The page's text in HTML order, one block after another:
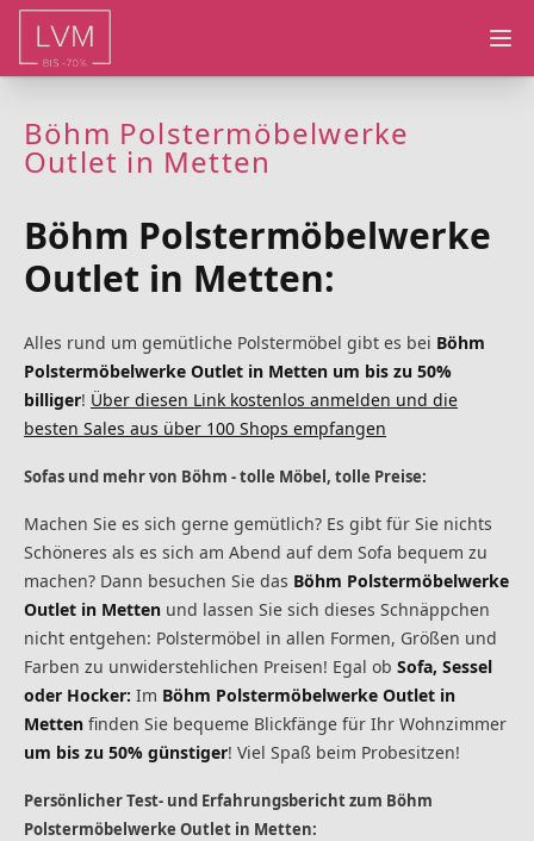
Böhm Polstermöbelwerke
Outlet in Metten
Böhm Polstermöbelwerke
Outlet in Metten:
Alles rund um gemütliche Polstermöbel gibt es bei Böhm
Polstermöbelwerke Outlet in Metten um bis zu 50%
billiger! Über diesen Link kostenlos anmelden und die
besten Sales aus über 100 Shops empfangen
Sofas und mehr von Böhm - tolle Möbel, tolle Preise:
Machen Sie es sich gerne gemütlich? Es gibt für Sie nichts
Schöneres als es sich am Abend auf dem Sofa bequem zu
machen? Dann besuchen Sie das Böhm Polstermöbelwerke
Outlet in Metten und lassen Sie sich dieses Schnäppchen
nicht entgehen: Polstermöbel in allen Formen, Größen und
Farben zu unwiderstehlichen Preisen! Egal ob Sofa, Sessel
oder Hocker: Im Böhm Polstermöbelwerke Outlet in
Metten finden Sie bequeme Blickfänge für Ihr Wohnzimmer
um bis zu 50% günstiger! Viel Spaß beim Probesitzen!
Persönlicher Test- und Erfahrungsbericht zum Böhm
Polstermöbelwerke Outlet in Metten: